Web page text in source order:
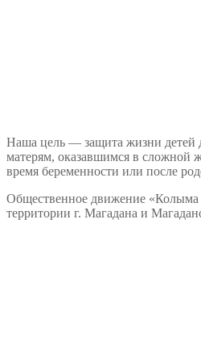
Наша цель — защита жизни детей
матерям, оказавшимся в сложной
время беременности или после
Общественное движение «Колыма
территории г. Магадана и